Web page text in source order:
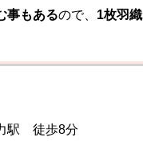
事もあるので、 1枚羽
駅 徒歩8分